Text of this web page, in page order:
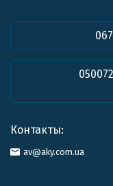
Контакты:
av@aky.com.ua